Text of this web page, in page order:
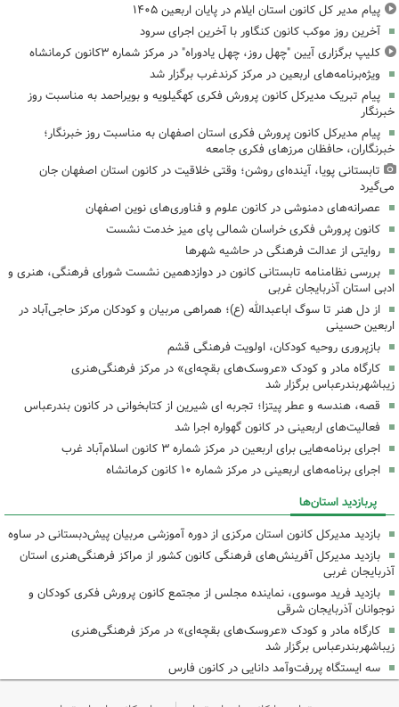
پیام مدیر کل کانون استان ایلام در پایان اربعین ۱۴۰۵
آخرین روز موکب کانون کنگاور با آخرین اجرای سرود
کلیپ برگزاری آیین "چهل روز، چهل یادوراه" در مرکز شماره ۳کانون کرمانشاه
ویژه‌برنامه‌های اربعین در مرکز کرندغرب برگزار شد
پیام تبریک مدیرکل کانون پرورش فکری کهگیلویه و بویراحمد به مناسبت روز
خبرنگار
پیام مدیرکل کانون پرورش فکری استان اصفهان به مناسبت روز خبرنگار؛
خبرنگاران، حافظان مرزهای فکری جامعه
تابستانی پویا، آینده‌ای روشن؛ وقتی خلاقیت در کانون استان اصفهان جان
می‌گیرد
عصرانه‌های دمنوشی در کانون علوم و فناوری‌های نوین اصفهان
کانون پرورش فکری خراسان شمالی پای میز خدمت نشست
روایتی از عدالت فرهنگی در حاشیه شهرها
بررسی نظامنامه تابستانی کانون در دوازدهمین نشست شورای فرهنگی، هنری و
ادبی استان آذربایجان غربی
از دل هنر تا سوگ اباعبدالله (ع)؛ همراهی مربیان و کودکان مرکز حاجی‌آباد در
اربعین حسینی
بازپروری روحیه کودکان، اولویت فرهنگی قشم
کارگاه مادر و کودک «عروسک‌های بقچه‌ای» در مرکز فرهنگی‌هنری
زیباشهربندرعباس برگزار شد
قصه، هندسه و عطر پیتزا؛ تجربه ای شیرین از کتابخوانی در کانون بندرعباس
فعالیت‌های اربعینی در کانون گهواره اجرا شد
اجرای برنامه‌هایی برای اربعین در مرکز شماره ۳ کانون اسلام‌آباد غرب
اجرای برنامه‌های اربعینی در مرکز شماره ۱۰ کانون کرمانشاه
پربازدید استان‌ها
بازدید مدیرکل کانون استان مرکزی از دوره آموزشی مربیان پیش‌دبستانی در ساوه
بازدید مدیرکل آفرینش‌های فرهنگی کانون کشور از مراکز فرهنگی‌هنری استان
آذربایجان غربی
بازدید فرید موسوی، نماینده مجلس از مجتمع کانون پرورش فکری کودکان و
نوجوانان آذربایجان شرقی
کارگاه مادر و کودک «عروسک‌های بقچه‌ای» در مرکز فرهنگی‌هنری
زیباشهربندرعباس برگزار شد
سه ایستگاه پررفت‌وآمد دانایی در کانون فارس